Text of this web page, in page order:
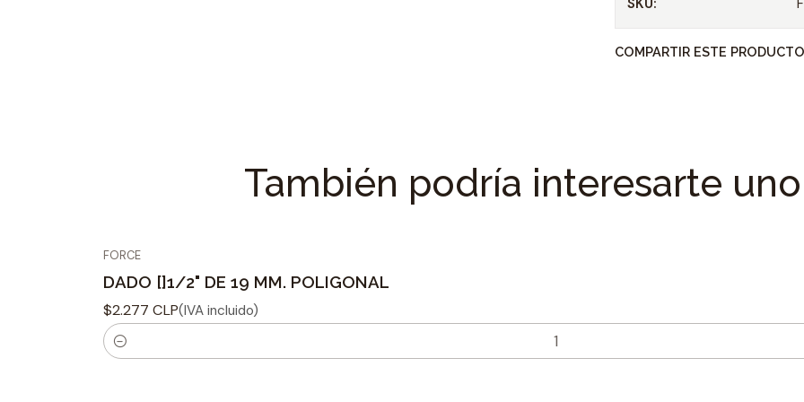
Tipo de dado :
SKU:
COMPARTIR ESTE PRODUCTO
También podría interesarte
FORCE
DADO []1/2" DE 19 MM. POLIGONAL
$2.277 CLP(IVA incluido)
C